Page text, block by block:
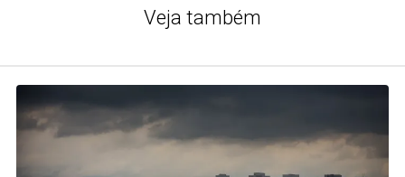
Veja também